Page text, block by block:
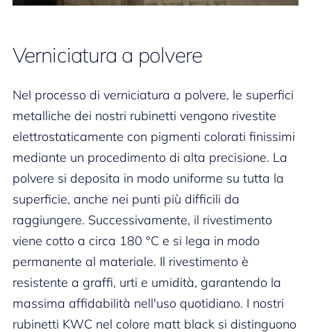
Verniciatura a polvere
Nel processo di verniciatura a polvere, le superfici
metalliche dei nostri rubinetti vengono rivestite
elettrostaticamente con pigmenti colorati finissimi
mediante un procedimento di alta precisione. La
polvere si deposita in modo uniforme su tutta la
superficie, anche nei punti più difficili da
raggiungere. Successivamente, il rivestimento
viene cotto a circa 180 °C e si lega in modo
permanente al materiale. Il rivestimento è
resistente a graffi, urti e umidità, garantendo la
massima affidabilità nell'uso quotidiano. I nostri
rubinetti KWC nel colore matt black si distinguono